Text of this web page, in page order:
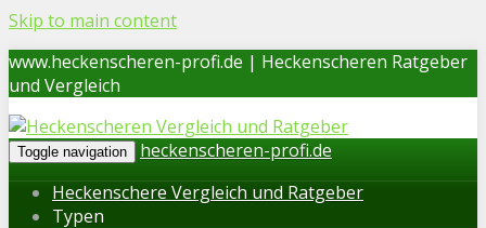
Skip to main content
www.heckenscheren-profi.de | Heckenscheren Ratgeber
und Vergleich
Toggle navigation
heckenscheren-profi.de
Heckenschere Vergleich und Ratgeber
Typen